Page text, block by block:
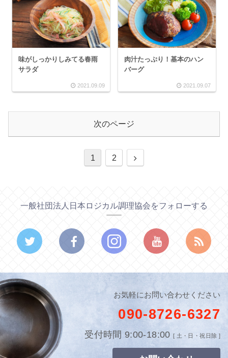
味がしっかりしみてる春雨
サラダ
2021.09.09
肉汁たっぷり！基本のハン
バーグ
2021.09.07
次のページ
1 2
一般社団法人日本ロジカル調理協会をフォローする
お気軽にお問い合わせください
090-8726-6327
受付時間 9:00-18:00 [ 土・日・祝日除 ]